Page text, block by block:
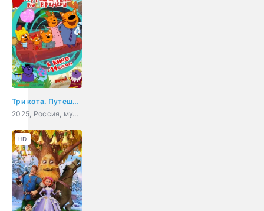
Три кота. Путешествие во времени
2025, Россия, мультфильм, детский
HD